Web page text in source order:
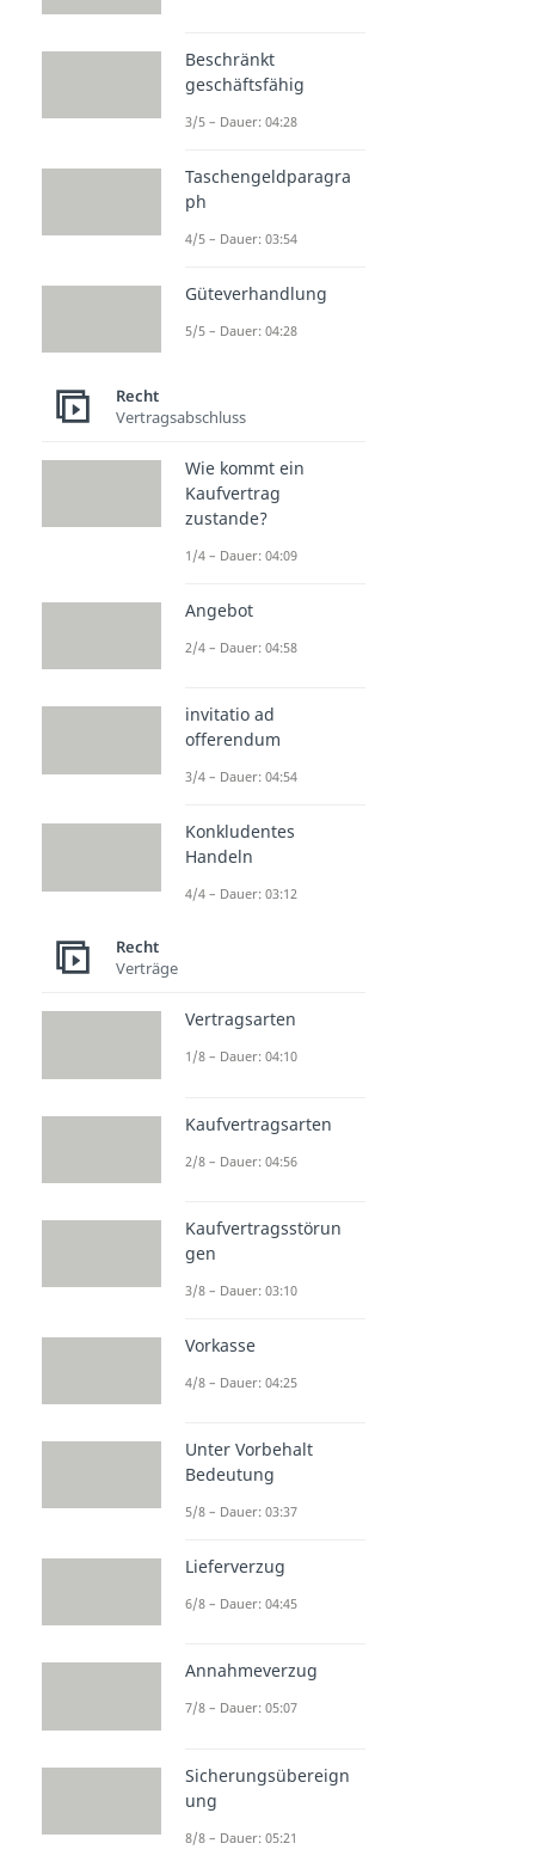
Beschränkt
geschäftsfähig
3/5 – Dauer: 04:28
Taschengeldparagra
ph
4/5 – Dauer: 03:54
Güteverhandlung
5/5 – Dauer: 04:28
Recht
Vertragsabschluss
Wie kommt ein
Kaufvertrag
zustande?
1/4 – Dauer: 04:09
Angebot
2/4 – Dauer: 04:58
invitatio ad
offerendum
3/4 – Dauer: 04:54
Konkludentes
Handeln
4/4 – Dauer: 03:12
Recht
Verträge
Vertragsarten
1/8 – Dauer: 04:10
Kaufvertragsarten
2/8 – Dauer: 04:56
Kaufvertragsstörun
gen
3/8 – Dauer: 03:10
Vorkasse
4/8 – Dauer: 04:25
Unter Vorbehalt
Bedeutung
5/8 – Dauer: 03:37
Lieferverzug
6/8 – Dauer: 04:45
Annahmeverzug
7/8 – Dauer: 05:07
Sicherungsübereign
ung
8/8 – Dauer: 05:21